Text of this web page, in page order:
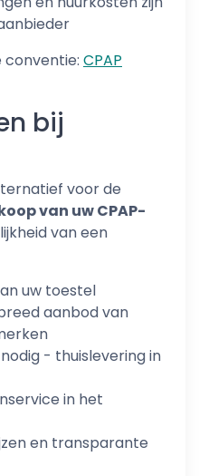
CPAP
bij
voor de
van uw CPAP-
van een
uw toestel
aanbod van
- thuislevering in
in het
en transparante